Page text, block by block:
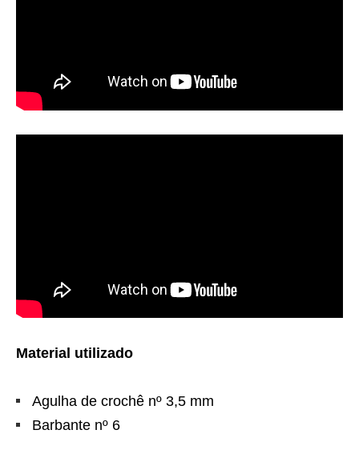
Material utilizado
Agulha de crochê nº 3,5 mm
Barbante nº 6